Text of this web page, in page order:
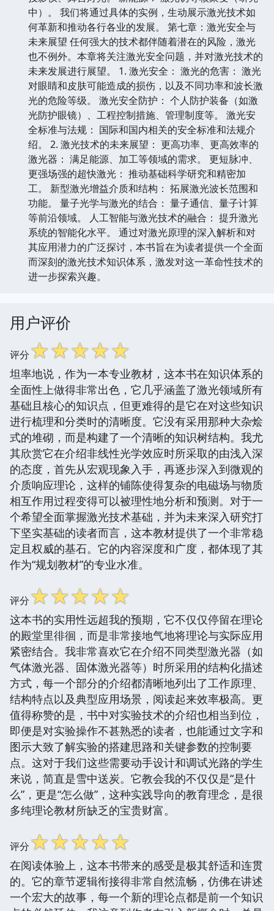
中）。 我们将通过具体的实例，生动展示激光技术如
何革新和推动各行各业的发展。 第七章：激光安全与
未来展望 任何强大的技术都伴随着潜在的风险，激光
也不例外。本章将关注激光安全问题，并对激光技术的
未来发展进行展望。 1. 激光安全： 激光的危害： 激光
对眼睛和皮肤可能造成的损伤，以及不同功率和波长激
光的危险等级。 激光安全防护： 个人防护装备（如激
光防护眼镜）、工程控制措施、管理制度等。 激光安
全标准与法规： 国际和国内相关的安全标准和法规介
绍。 2. 激光技术的未来展望： 更高功率、更高效率的
激光器： 满足能源、加工等领域的需求。 更短脉冲、
更强场强的超快激光： 推动基础科学研究和精密加
工。 新型激光增益介质和结构： 拓展激光波长范围和
功能。 量子光学与激光的结合： 量子通信、量子计算
等前沿领域。 人工智能与激光技术的融合： 提升激光
系统的智能化水平。 通过对激光原理的深入解析和对
其应用潜力的广泛探讨，本书旨在为读者提供一个全面
而深刻的激光技术知识体系，激发对这一革命性技术的
进一步探索兴趣。
用户评价
评分☆☆☆☆☆
坦率地说，作为一本专业教材，这本书在知识体系的
全面性上做得非常出色，它几乎涵盖了激光领域所有
基础且核心的知识点，但更难得的是它在对这些知识
进行梳理和分类时的清晰度。它没有采用那种大杂烩
式的堆砌，而是构建了一个清晰的知识树结构。我尤
其欣赏它在介绍非线性光学效应时所采取的由浅入深
的态度，首先从宏观现象入手，再逐步深入到微观的
介质响应理论，这样的铺陈使得复杂的电磁场与物质
相互作用过程变得可以被理性地分析和预测。对于一
个希望全面掌握激光技术基础，并为未来深入研究打
下坚实基础的读者而言，这本教材提供了一个非常稳
定且权威的基石。它的内容深度和广度，都体现了其
作为“规划教材”的专业水准。
评分☆☆☆☆☆
这本书的实用性远超我的预期，它不仅仅停留在理论
的殿堂里徘徊，而是非常接地气地将理论与实际应用
紧密结合。我非常喜欢它在介绍不同类型激光器（如
气体激光器、固体激光器等）时所采用的结构化描述
方式，每一个部分的介绍都清晰地列出了工作原理、
结构特点以及典型应用场景，阅读起来效率极高。更
值得称赞的是，书中对实验技术的介绍也相当到位，
即便是对实验操作不甚熟悉的读者，也能通过文字和
图示大致了解实验的搭建思路和关键参数的控制要
点。这对于我们这些需要动手设计和调试光路的学生
来说，简直是雪中送炭。它教会我的不仅仅是“是什
么”，更是“怎么做”，这种实践导向的教育理念，是很
多纯理论教材所缺乏的宝贵财富。
评分☆☆☆☆☆
在阅读体验上，这本书带来的感受是极其舒适和连贯
的。它的章节逻辑衔接得非常自然流畅，仿佛在讲述
一个宏大的故事，每一个新的理论点都是前一个知识